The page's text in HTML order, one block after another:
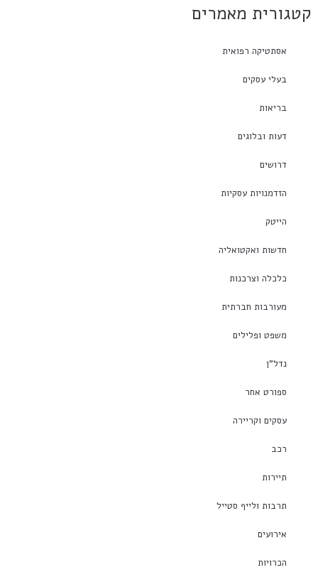
קטגורית מאמרים
אסתטיקה רפואית
בעלי עסקים
בריאות
דעות ובלוגים
דרושים
הזדמנויות עסקיות
הייטק
חדשות ואקטואליה
כלכלה וצרכנות
מעורבות חברתית
משפט ופלילים
נדל"ן
ספורט אחר
עסקים וקריירה
רכב
תיירות
תרבות ולייף סטייל
אירועים
הכרויות